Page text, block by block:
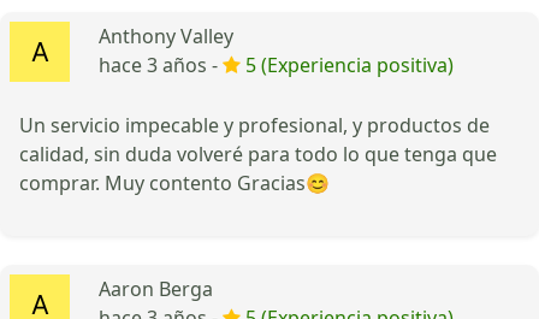
Anthony Valley
hace 3 años -
5 (Experiencia positiva)
Un servicio impecable y profesional, y productos de
calidad, sin duda volveré para todo lo que tenga que
comprar. Muy contento Gracias😊
Aaron Berga